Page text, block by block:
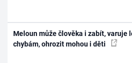
Meloun může člověka i zabít, varuje
chybám, ohrozit mohou i děti